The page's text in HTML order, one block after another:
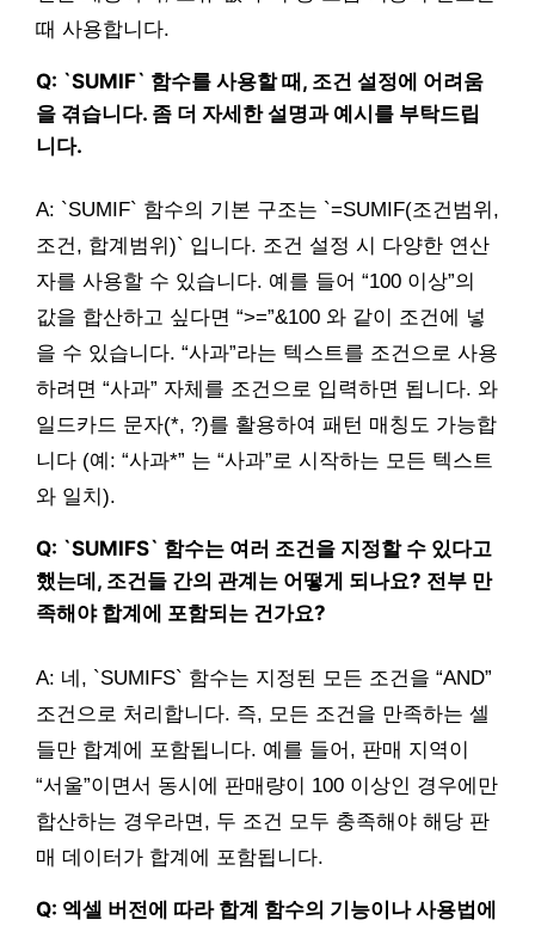
때 사용합니다.
Q: `SUMIF` 함수를 사용할 때, 조건 설정에 어려움
을 겪습니다. 좀 더 자세한 설명과 예시를 부탁드립
니다.
A: `SUMIF` 함수의 기본 구조는 `=SUMIF(조건범위,
조건, 합계범위)` 입니다. 조건 설정 시 다양한 연산
자를 사용할 수 있습니다. 예를 들어 “100 이상”의
값을 합산하고 싶다면 “>=”&100 와 같이 조건에 넣
을 수 있습니다. “사과”라는 텍스트를 조건으로 사용
하려면 “사과” 자체를 조건으로 입력하면 됩니다. 와
일드카드 문자(*, ?)를 활용하여 패턴 매칭도 가능합
니다 (예: “사과*” 는 “사과”로 시작하는 모든 텍스트
와 일치).
Q: `SUMIFS` 함수는 여러 조건을 지정할 수 있다고
했는데, 조건들 간의 관계는 어떻게 되나요? 전부 만
족해야 합계에 포함되는 건가요?
A: 네, `SUMIFS` 함수는 지정된 모든 조건을 “AND”
조건으로 처리합니다. 즉, 모든 조건을 만족하는 셀
들만 합계에 포함됩니다. 예를 들어, 판매 지역이
“서울”이면서 동시에 판매량이 100 이상인 경우에만
합산하는 경우라면, 두 조건 모두 충족해야 해당 판
매 데이터가 합계에 포함됩니다.
Q: 엑셀 버전에 따라 합계 함수의 기능이나 사용법에